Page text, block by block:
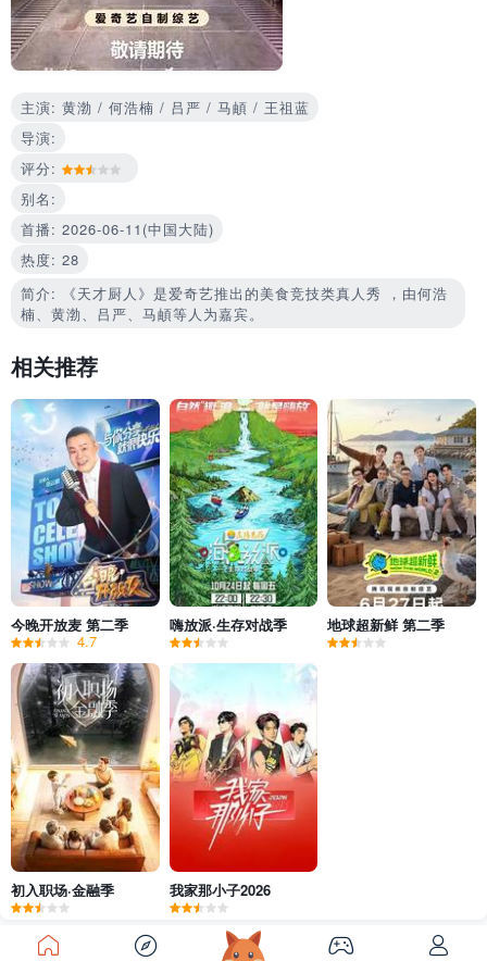
主演: 黄渤 / 何浩楠 / 吕严 / 马頔 / 王祖蓝
导演:
评分:
别名:
首播: 2026-06-11(中国大陆)
热度: 28
简介: 《天才厨人》是爱奇艺推出的美食竞技类真人秀 ，由何浩
楠、黄渤、吕严、马頔等人为嘉宾。
相关推荐
今晚开放麦 第二季
4.7
嗨放派·生存对战季 地球超新鲜 第二季
初入职场·金融季 我家那小子2026